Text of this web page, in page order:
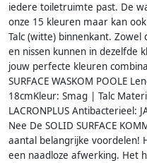
iedere toiletruimte past. De
onze 15 kleuren maar kan
Talc (witte) binnenkant.
en nissen kunnen in dezelfde
jouw perfecte kleuren
SURFACE WASKOM POOLE
18cmKleur: Smag | Talc
LACRONPLUS Antibacterieel:
Nee De SOLID SURFACE
aantal belangrijke voordelen!
een naadloze afwerking. Het